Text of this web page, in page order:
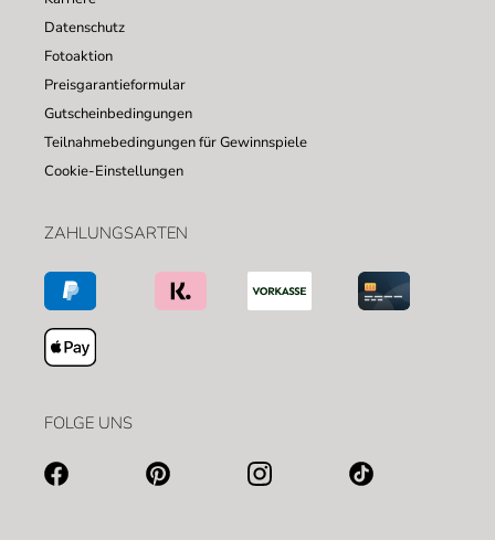
Datenschutz
Fotoaktion
Preisgarantieformular
Gutscheinbedingungen
Teilnahmebedingungen für Gewinnspiele
Cookie-Einstellungen
ZAHLUNGSARTEN
FOLGE UNS